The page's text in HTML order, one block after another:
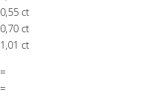
0,55 ct
0,70 ct
1,01 ct
=
=